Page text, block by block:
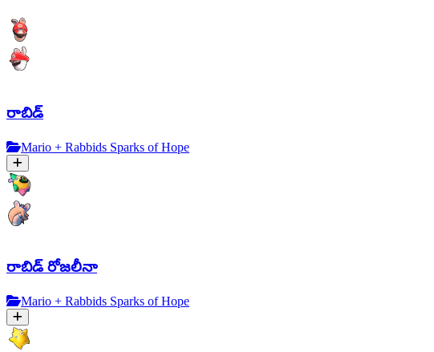
రాబిడ్
Mario + Rabbids Sparks of Hope
రాబిడ్ రోజలీనా
Mario + Rabbids Sparks of Hope